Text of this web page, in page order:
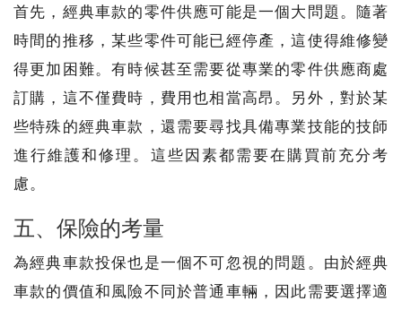
首先，經典車款的零件供應可能是一個大問題。隨著
時間的推移，某些零件可能已經停產，這使得維修變
得更加困難。有時候甚至需要從專業的零件供應商處
訂購，這不僅費時，費用也相當高昂。另外，對於某
些特殊的經典車款，還需要尋找具備專業技能的技師
進行維護和修理。這些因素都需要在購買前充分考
慮。
五、保險的考量
為經典車款投保也是一個不可忽視的問題。由於經典
車款的價值和風險不同於普通車輛，因此需要選擇適